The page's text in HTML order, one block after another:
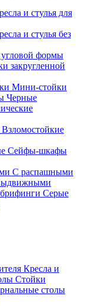
и стулья для
и стулья без
формы
закругленной
Мини-стойки
Черные
Взломостойкие
Сейфы-шкафы
С распашными
Серые
Кресла и
Стойки
столы